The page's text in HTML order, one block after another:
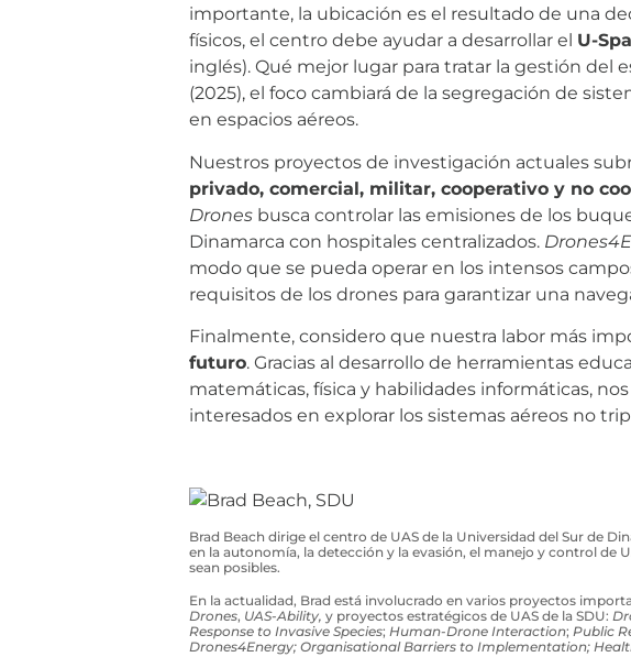
importante, la ubicación es el resultado de una
físicos, el centro debe ayudar a desarrollar el U-
inglés). Qué mejor lugar para tratar la gestión
(2025), el foco cambiará de la segregación de
en espacios aéreos.
Nuestros proyectos de investigación actuales
privado, comercial, militar, cooperativo y no
Drones busca controlar las emisiones de los
Dinamarca con hospitales centralizados.
modo que se pueda operar en los intensos
requisitos de los drones para garantizar una
Finalmente, considero que nuestra labor más
futuro. Gracias al desarrollo de herramientas
matemáticas, física y habilidades informáticas,
interesados en explorar los sistemas aéreos no
Brad Beach dirige el centro de UAS de la Universidad del Sur de
en la autonomía, la detección y la evasión, el manejo y control de
sean posibles.
En la actualidad, Brad está involucrado en varios proyectos
Drones, UAS-Ability, y proyectos estratégicos de UAS de la SDU:
Response to Invasive Species; Human-Drone Interaction; Public
Drones4Energy; Organisational Barriers to Implementation;